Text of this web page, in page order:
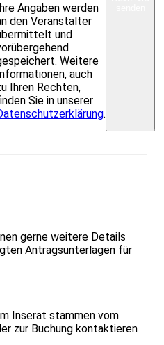
Angaben werden
den Veranstalter
und
Weitere
auch
Ihren Rechten,
Sie in unserer
.
gerne weitere Details
Antragsunterlagen für
Inserat stammen vom
zur Buchung kontaktieren